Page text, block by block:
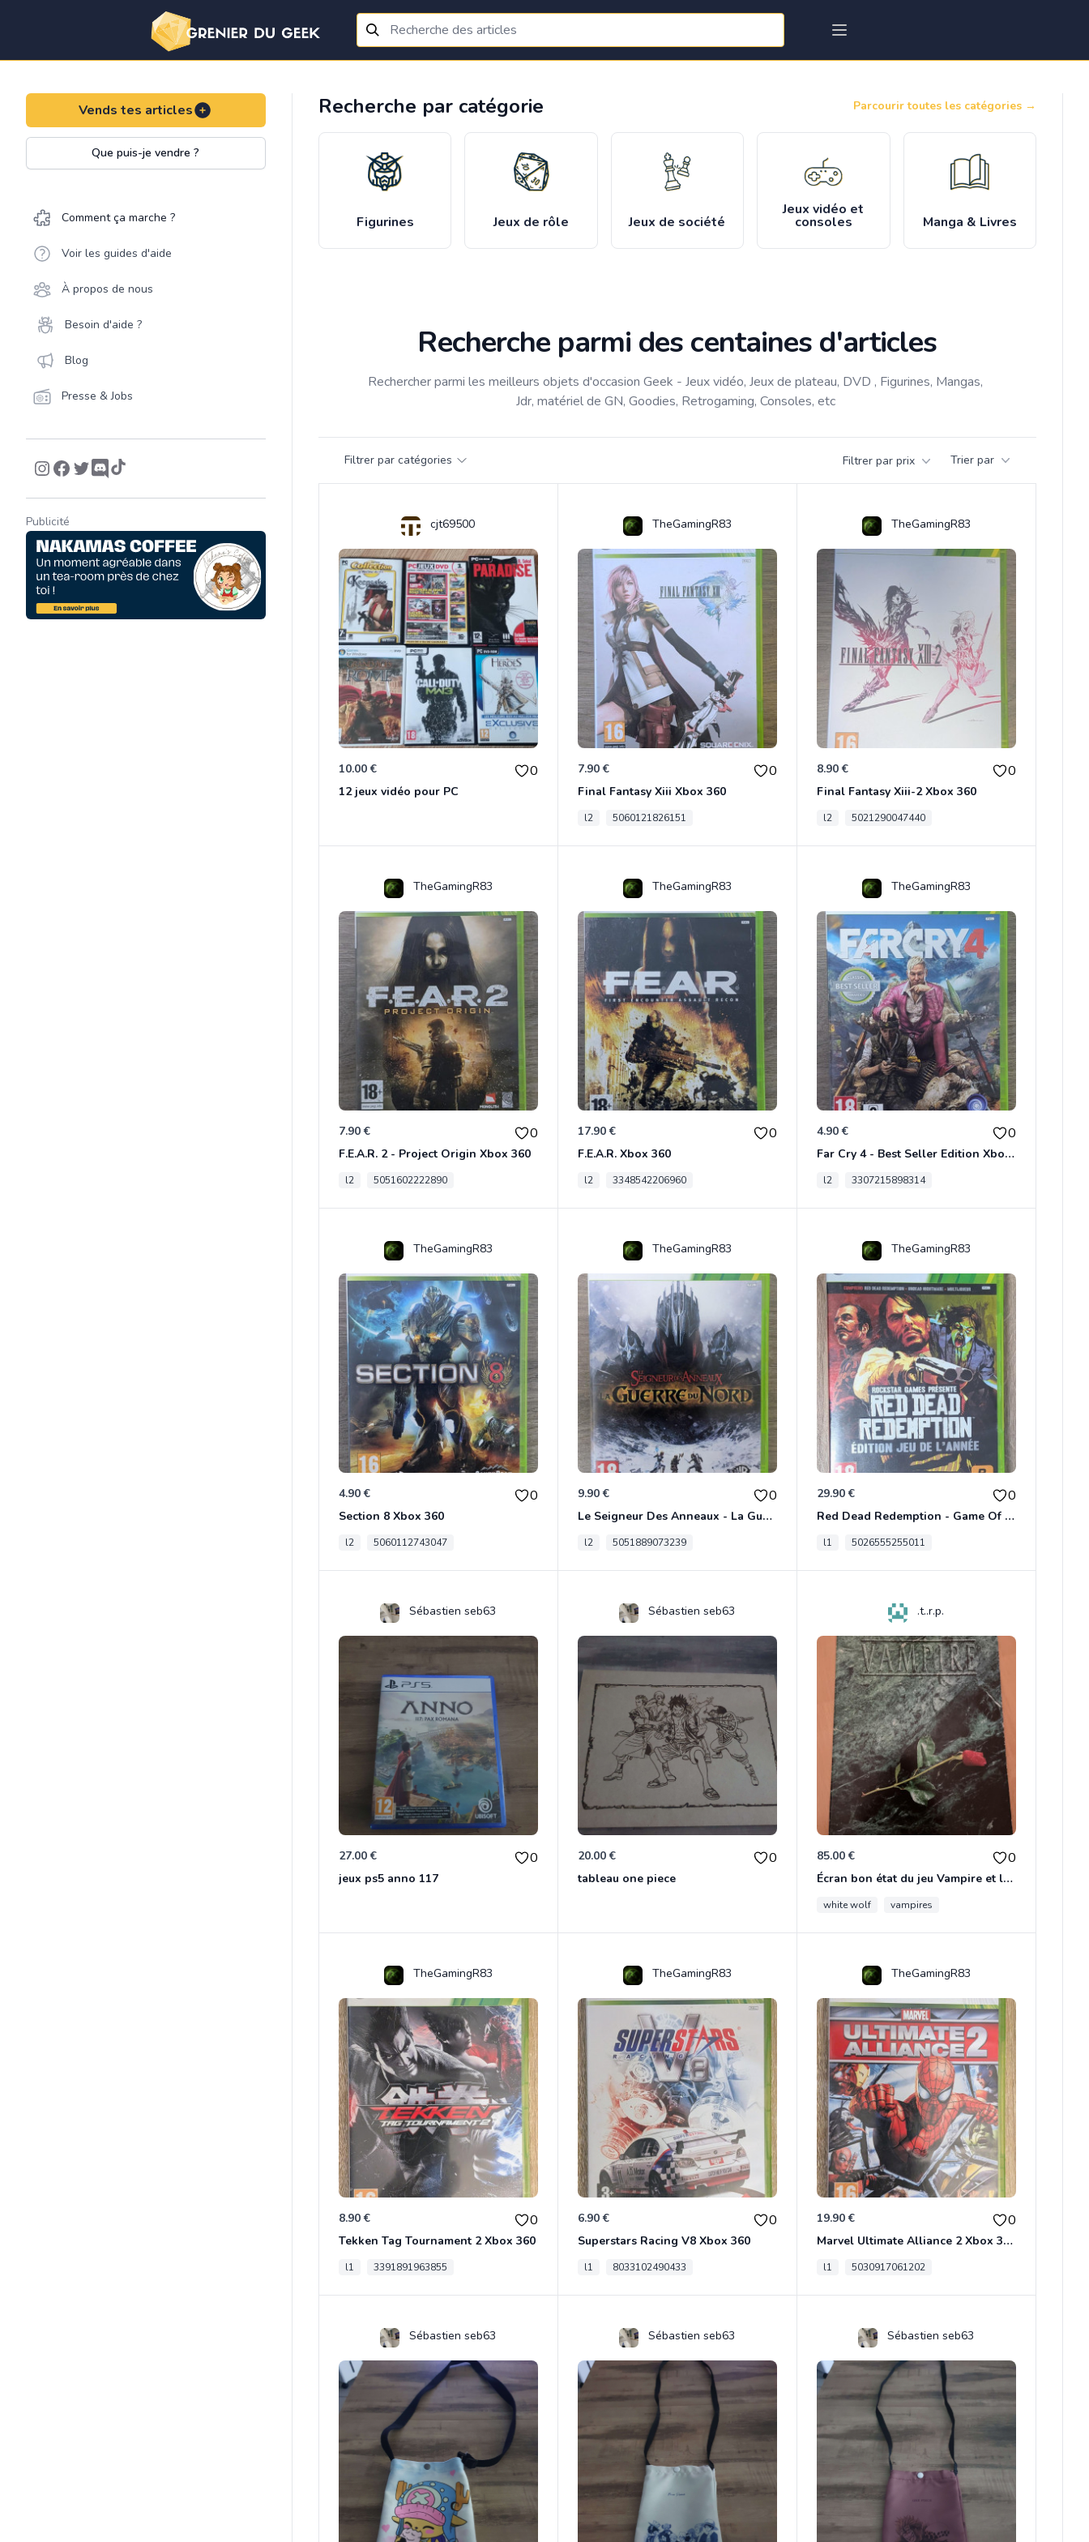
Vends tes articles
Que puis-je vendre ?
Comment ça marche ?
Voir les guides d'aide
À propos de nous
Besoin d'aide ?
Blog
Presse & Jobs
Publicité
Recherche par catégorie Parcourir toutes les catégories →
Figurines Jeux de rôle Jeux de société
Jeux vidéo et
consoles Manga & Livres
Recherche parmi des centaines d'articles
Rechercher parmi les meilleurs objets d'occasion Geek - Jeux vidéo, Jeux de plateau, DVD , Figurines, Mangas,
Jdr, matériel de GN, Goodies, Retrogaming, Consoles, etc
Filtrer par catégories Filtrer par prix Trier par
cjt69500
10.00 € 0
12 jeux vidéo pour PC
TheGamingR83
7.90 € 0
Final Fantasy Xiii Xbox 360
l2 5060121826151
TheGamingR83
8.90 € 0
Final Fantasy Xiii-2 Xbox 360
l2 5021290047440
TheGamingR83
7.90 € 0
F.E.A.R. 2 - Project Origin Xbox 360
l2 5051602222890
TheGamingR83
17.90 € 0
F.E.A.R. Xbox 360
l2 3348542206960
TheGamingR83
4.90 € 0
Far Cry 4 - Best Seller Edition Xbox 360
l2 3307215898314
TheGamingR83
4.90 € 0
Section 8 Xbox 360
l2 5060112743047
TheGamingR83
9.90 € 0
Le Seigneur Des Anneaux - La Guerre Du Nord Xbox 360
l2 5051889073239
TheGamingR83
29.90 € 0
Red Dead Redemption - Game Of The Year Xbox 360
l1 5026555255011
Sébastien seb63
27.00 € 0
jeux ps5 anno 117
Sébastien seb63
20.00 € 0
tableau one piece
.t..r.p.
85.00 € 0
Écran bon état du jeu Vampire et livre de règles « la mascarade » état d’usage
white wolf vampires
TheGamingR83
8.90 € 0
Tekken Tag Tournament 2 Xbox 360
l1 3391891963855
TheGamingR83
6.90 € 0
Superstars Racing V8 Xbox 360
l1 8033102490433
TheGamingR83
19.90 € 0
Marvel Ultimate Alliance 2 Xbox 360
l1 5030917061202
Sébastien seb63 Sébastien seb63 Sébastien seb63